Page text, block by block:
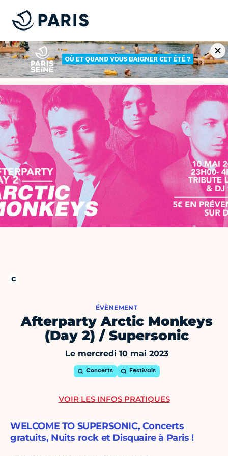
ÉVÈNEMENT
Afterparty Arctic Monkeys
(Day 2) / Supersonic
Le mercredi 10 mai 2023
Concerts Festivals
WELCOME TO SUPERSONIC, Concerts
gratuits, Nuits rock et Disquaire à Paris !
VOIR LES INFOS PRATIQUES